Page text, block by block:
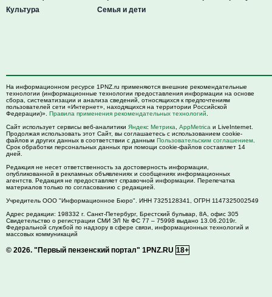
Культура
Семья и дети
На информационном ресурсе 1PNZ.ru применяются внешние рекомендательные
технологии (информационные технологии предоставления информации на основе
сбора, систематизации и анализа сведений, относящихся к предпочтениям
пользователей сети «Интернет», находящихся на территории Российской
Федерации)». Правила применения рекомендательных технологий
Сайт использует сервисы веб-аналитики Яндекс Метрика AppMetrica и LiveInternet.
Продолжая использовать этот Сайт, вы соглашаетесь с использованием cookie-
файлов и других данных в соответствии с данным Пользовательским соглашением
Срок обработки персональных данных при помощи cookie-файлов составляет 14
дней.
Редакция не несет ответственность за достоверность информации,
опубликованной в рекламных объявлениях и сообщениях информационных
агентств. Редакция не предоставляет справочной информации. Перепечатка
материалов только по согласованию с редакцией.
Учредитель ООО "Информационное Бюро". ИНН 7325128341, ОГРН 1147325002549
Адрес редакции: 198332 г. Санкт-Петербург, Брестский бульвар, 8А, офис 305
Свидетельство о регистрации СМИ ЭЛ № ФС 77 – 75998 выдано 13.06.2019г.
Федеральной службой по надзору в сфере связи, информационных технологий и
массовых коммуникаций
© 2026. "Первый пензенский портал" 1PNZ.RU 18+